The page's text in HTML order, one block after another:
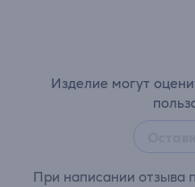
Изделие могут
При написании отзыва